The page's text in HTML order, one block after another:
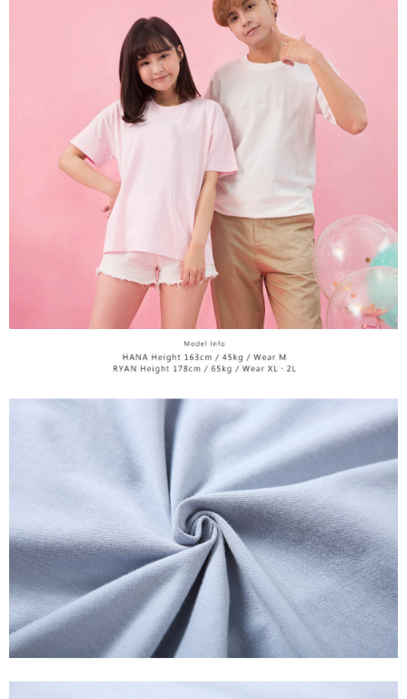
１．透過由恩沛科技股份有限公司提供之「AFTEE先享後付」服務完成之交
易，需依本服務之必要範圍內提供個人資料，並將交易相關給付款項請求債
權轉讓予恩沛科技股份有限公司。
２．關於個人資料處理事宜，請瀏覽以下網址：
https://aftee.tw/terms/#terms3
３．未成年的使用者請事先徵得法定代理人或監護人之同意方可使用
「AFTEE先享後付」，若未經同意申辦者引起之損失，本公司不負相關責
４．使用「AFTEE先享後付」時，將依據個別帳號之用戶狀況，依本公司即
時審查核予不同之上限額度；若仍有額度不足之情形，本公司將視審查結果
請求用戶進行身份認證。
５．嚴禁一人註冊多個帳號或使用他人資訊註冊。若發現惡意使用之情形，
恩沛科技股份有限公司將有權停止該用戶之使用額度並採取法律行動。
每筆NT$65，滿NT$899(含以上)免運費